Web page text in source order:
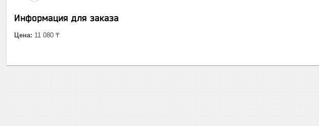
Информация для заказа
Цена: 11 080 ₸